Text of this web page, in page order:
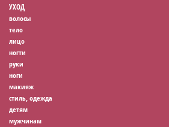
УХОД
волосы
тело
лицо
ногти
руки
ноги
макияж
стиль, одежда
детям
мужчинам